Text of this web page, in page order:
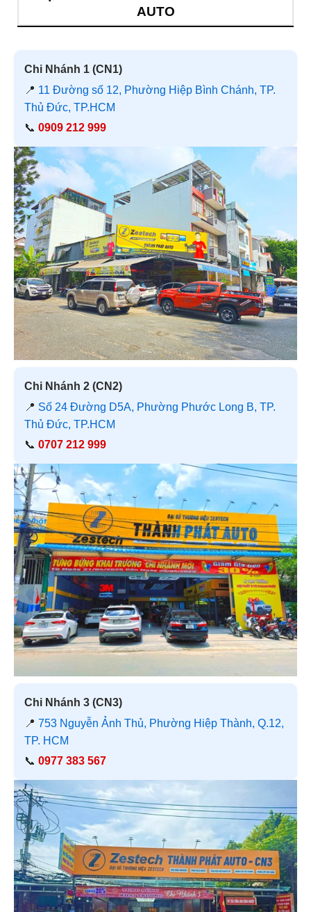
AUTO
Chi Nhánh 1 (CN1)
📍 11 Đường số 12, Phường Hiệp Bình Chánh, TP.
Thủ Đức, TP.HCM
📞 0909 212 999
Chi Nhánh 2 (CN2)
📍 Số 24 Đường D5A, Phường Phước Long B, TP.
Thủ Đức, TP.HCM
📞 0707 212 999
Chi Nhánh 3 (CN3)
📍 753 Nguyễn Ảnh Thủ, Phường Hiệp Thành, Q.12,
TP. HCM
📞 0977 383 567